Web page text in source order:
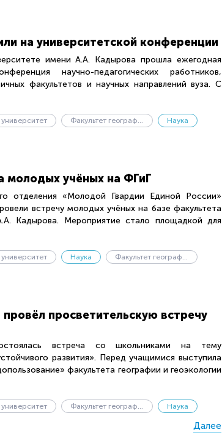
на университетской конференции
имени А.А. Кадырова прошла ежегодная
научно-педагогических работников,
факультетов и научных направлений вуза. С
университет Факультет географии и геоэкологии Наука
молодых учёных на ФГиГ
отделения «Молодой Гвардии Единой России»
встречу молодых учёных на базе факультета
Кадырова. Мероприятие стало площадкой для
университет Наука Факультет географии и геоэкологии
просветительскую встречу
встреча со школьниками на тему
развития». Перед учащимися выступила
факультета географии и геоэкологии
университет Факультет географии и геоэкологии Наука
Далее